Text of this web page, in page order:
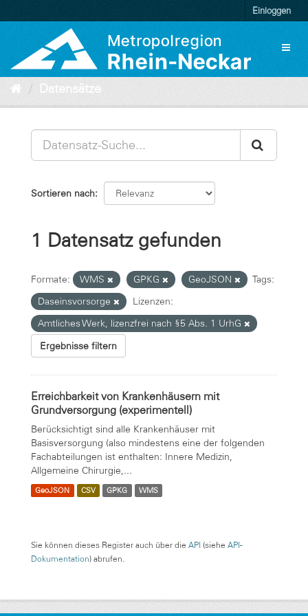
zum
Einloggen
Datensätze
Sortieren nach
1 Datensatz gefunden
Formate: WMS GPKG GeoJSON
Tags:
Daseinsvorsorge
Lizenzen:
Amtliches Werk, lizenzfrei nach §5 Abs. 1 UrhG
Ergebnisse filtern
Erreichbarkeit von Krankenhäusern mit
Grundversorgung (experimentell)
Berücksichtigt sind alle Krankenhäuser mit
Basisversorgung (also mindestens eine der folgenden
Fachabteilungen ist enthalten: Innere Medizin,
Allgemeine Chirurgie,...
GeoJSON CSV GPKG WMS
Sie können dieses Register auch über die API (siehe API-
Dokumentation) abrufen.